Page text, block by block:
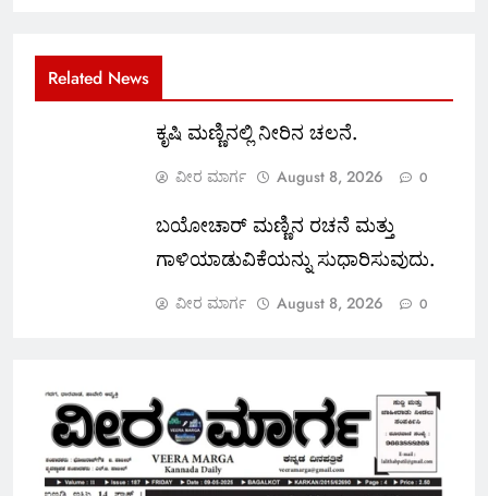
Related News
ಕೃಷಿ ಮಣ್ಣಿನಲ್ಲಿ ನೀರಿನ ಚಲನೆ.
ವೀರ ಮಾರ್ಗ August 8, 2026 0
ಬಯೋಚಾರ್ ಮಣ್ಣಿನ ರಚನೆ ಮತ್ತು
ಗಾಳಿಯಾಡುವಿಕೆಯನ್ನು ಸುಧಾರಿಸುವುದು.
ವೀರ ಮಾರ್ಗ August 8, 2026 0